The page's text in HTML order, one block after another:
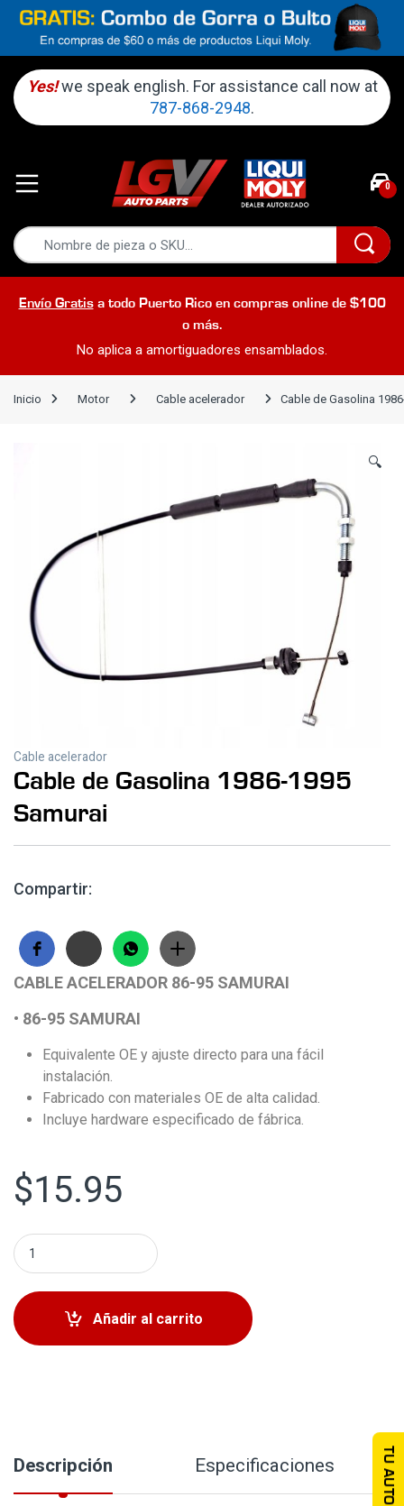
Yes! we speak english. For assistance call now at
787-868-2948.
0
Envío Gratisa todo Puerto Rico en compras online de $100
o más.
No aplica a amortiguadores ensamblados.
Inicio Motor Cable acelerador Cable de Gasolina
🔍
Cable acelerador
Cable de Gasolina 1986-1995
Samurai
Compartir:
CABLE ACELERADOR 86-95 SAMURAI
• 86-95 SAMURAI
Equivalente OE y ajuste directo para una fácil
instalación.
Fabricado con materiales OE de alta calidad.
Incluye hardware especificado de fábrica.
$15.95
Cable de Gasolina 1986-1995 Samurai quantity
Añadir al carrito
Descripción Especificaciones TU AUTO